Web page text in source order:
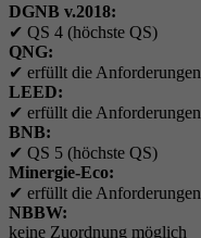
DGNB v.2018:
✔ QS 4 (höchste QS)
QNG:
✔ erfüllt die Anforderungen
LEED:
✔ erfüllt die Anforderungen
BNB:
✔ QS 5 (höchste QS)
Minergie-Eco:
✔ erfüllt die Anforderungen
NBBW:
keine Zuordnung möglich